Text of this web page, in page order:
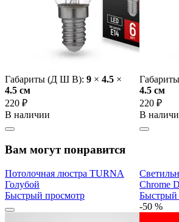
Габариты (Д Ш В): 9 × 4.5 ×
4.5 cм
220 ₽
В наличии
4.5 cм
220 ₽
В
Вам могут понравится
Потолочная люстра TURNA
Голубой
Быстрый просмотр
Chrome
Быстрый
-50 %